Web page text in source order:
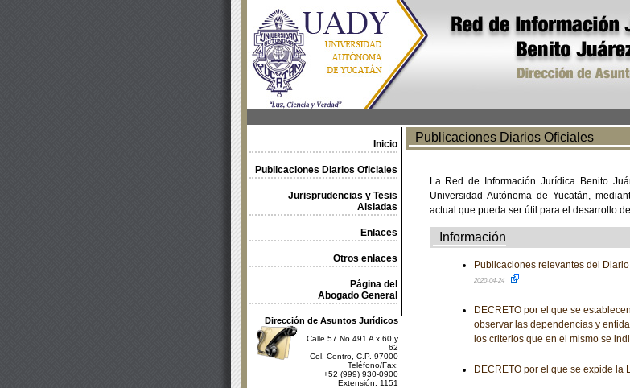
Inicio
Publicaciones Diarios Oficiales
Jurisprudencias y Tesis
Aisladas
Enlaces
Otros enlaces
Página del
Abogado General
Dirección de Asuntos Jurídicos
Calle 57 No 491 A x 60 y
62
Col. Centro, C.P. 97000
Teléfono/Fax:
+52 (999) 930-0900
Extensión: 1151
Publicaciones Diarios Oficiales
La Red de Información Jurídica Benito
Universidad Autónoma de Yucatán,
actual que pueda ser útil para el desarrollo
Información
Publicaciones relevantes del
2020-04-24
DECRETO por el que se
observar las dependencias y
los criterios que en el mismo se
DECRETO por el que se expide la